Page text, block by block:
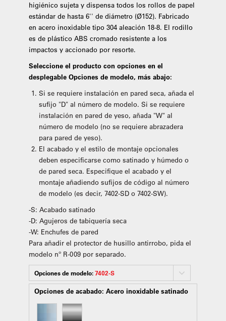
higiénico sujeta y dispensa todos los rollos de papel
estándar de hasta 6'' de diámetro (Ø152). Fabricado
en acero inoxidable tipo 304 aleación 18-8. El rodillo
es de plástico ABS cromado resistente a los
impactos y accionado por resorte.
Seleccione el producto con opciones en el
desplegable Opciones de modelo, más abajo:
Si se requiere instalación en pared seca, añada el
sufijo "D" al número de modelo. Si se requiere
instalación en pared de yeso, añada "W" al
número de modelo (no se requiere abrazadera
para pared de yeso).
El acabado y el estilo de montaje opcionales
deben especificarse como satinado y húmedo o
de pared seca. Especifique el acabado y el
montaje añadiendo sufijos de código al número
de modelo (es decir, 7402-SD o 7402-SW).
-S: Acabado satinado
-D: Agujeros de tabiquería seca
-W: Enchufes de pared
Para añadir el protector de husillo antirrobo, pida el
modelo nº R-009 por separado.
Opciones de modelo:7402-S
Opciones de acabado: Acero inoxidable satinado